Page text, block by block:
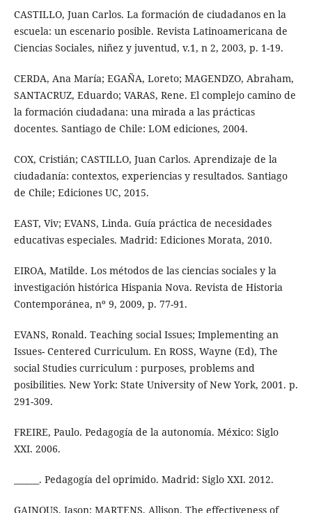
CASTILLO, Juan Carlos. La formación de ciudadanos en la
escuela: un escenario posible. Revista Latinoamericana de
Ciencias Sociales, niñez y juventud, v.1, n 2, 2003, p. 1-19.
CERDA, Ana María; EGAÑA, Loreto; MAGENDZO, Abraham,
SANTACRUZ, Eduardo; VARAS, Rene. El complejo camino de
la formación ciudadana: una mirada a las prácticas
docentes. Santiago de Chile: LOM ediciones, 2004.
COX, Cristián; CASTILLO, Juan Carlos. Aprendizaje de la
ciudadanía: contextos, experiencias y resultados. Santiago
de Chile; Ediciones UC, 2015.
EAST, Viv; EVANS, Linda. Guía práctica de necesidades
educativas especiales. Madrid: Ediciones Morata, 2010.
EIROA, Matilde. Los métodos de las ciencias sociales y la
investigación histórica Hispania Nova. Revista de Historia
Contemporánea, nº 9, 2009, p. 77-91.
EVANS, Ronald. Teaching social Issues; Implementing an
Issues- Centered Curriculum. En ROSS, Wayne (Ed), The
social Studies curriculum : purposes, problems and
posibilities. New York: State University of New York, 2001. p.
291-309.
FREIRE, Paulo. Pedagogía de la autonomía. México: Siglo
XXI. 2006.
______. Pedagogía del oprimido. Madrid: Siglo XXI. 2012.
GAINOUS, Jason; MARTENS, Allison. The effectiveness of